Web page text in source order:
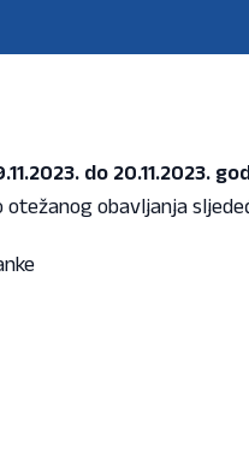
do 20.11.2023.
obavljanja